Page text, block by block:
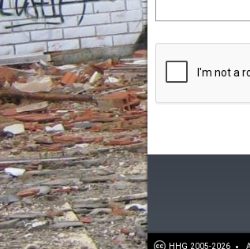
HHG 2005-2026